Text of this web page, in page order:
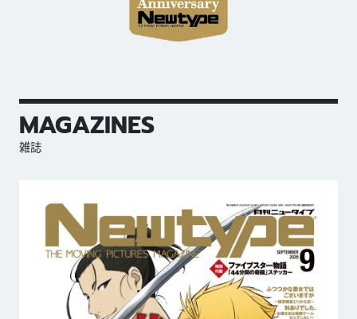
MAGAZINES
雑誌